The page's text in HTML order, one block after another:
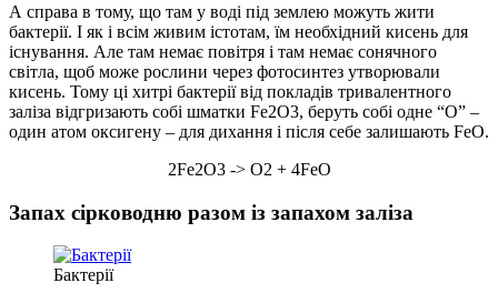
А справа в тому, що там у воді під землею можуть жити
бактерії. І як і всім живим істотам, їм необхідний кисень для
існування. Але там немає повітря і там немає сонячного
світла, щоб може рослини через фотосинтез утворювали
кисень. Тому ці хитрі бактерії від покладів тривалентного
заліза відгризають собі шматки Fe2O3, беруть собі одне “О” –
один атом оксигену – для дихання і після себе залишають FeO.
2Fe2O3 -> O2 + 4FeO
Запах сірководню разом із запахом заліза
Бактерії